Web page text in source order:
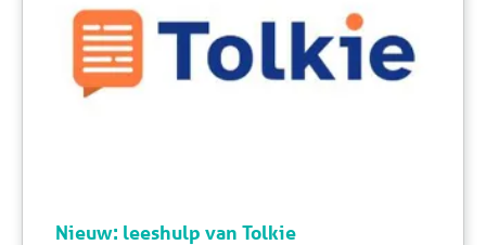
Nieuw: leeshulp van Tolkie